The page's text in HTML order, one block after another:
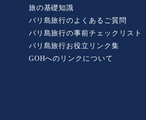
旅の基礎知識
バリ島旅行のよくあるご質問
バリ島旅行の事前チェックリスト
バリ島旅行お役立リンク集
GOHへのリンクについて